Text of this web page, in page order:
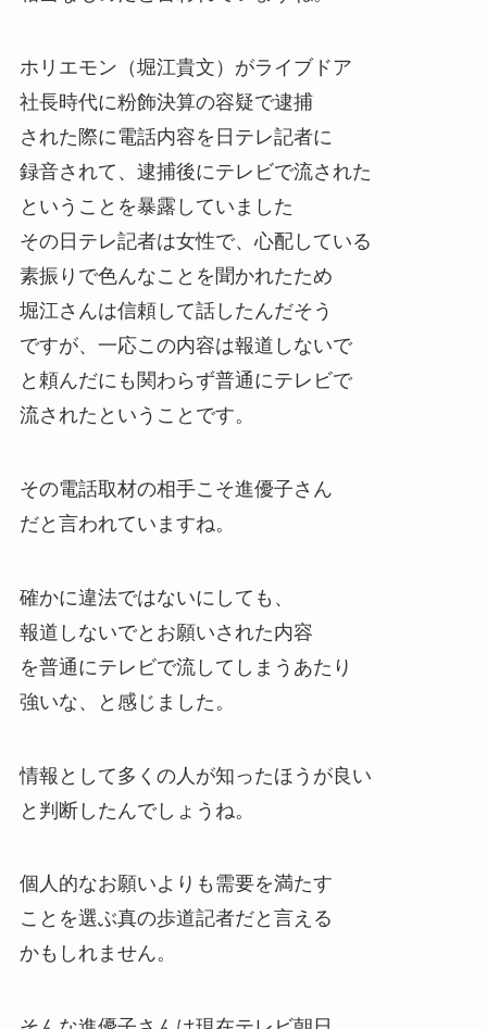
ホリエモン（堀江貴文）がライブドア
社長時代に粉飾決算の容疑で逮捕
された際に電話内容を日テレ記者に
録音されて、逮捕後にテレビで流された
ということを暴露していました
その日テレ記者は女性で、心配している
素振りで色んなことを聞かれたため
堀江さんは信頼して話したんだそう
ですが、一応この内容は報道しないで
と頼んだにも関わらず普通にテレビで
流されたということです。
その電話取材の相手こそ進優子さん
だと言われていますね。
確かに違法ではないにしても、
報道しないでとお願いされた内容
を普通にテレビで流してしまうあたり
強いな、と感じました。
情報として多くの人が知ったほうが良い
と判断したんでしょうね。
個人的なお願いよりも需要を満たす
ことを選ぶ真の歩道記者だと言える
かもしれません。